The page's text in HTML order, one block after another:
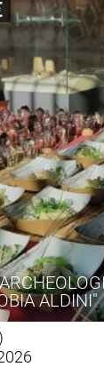
ALDINI"